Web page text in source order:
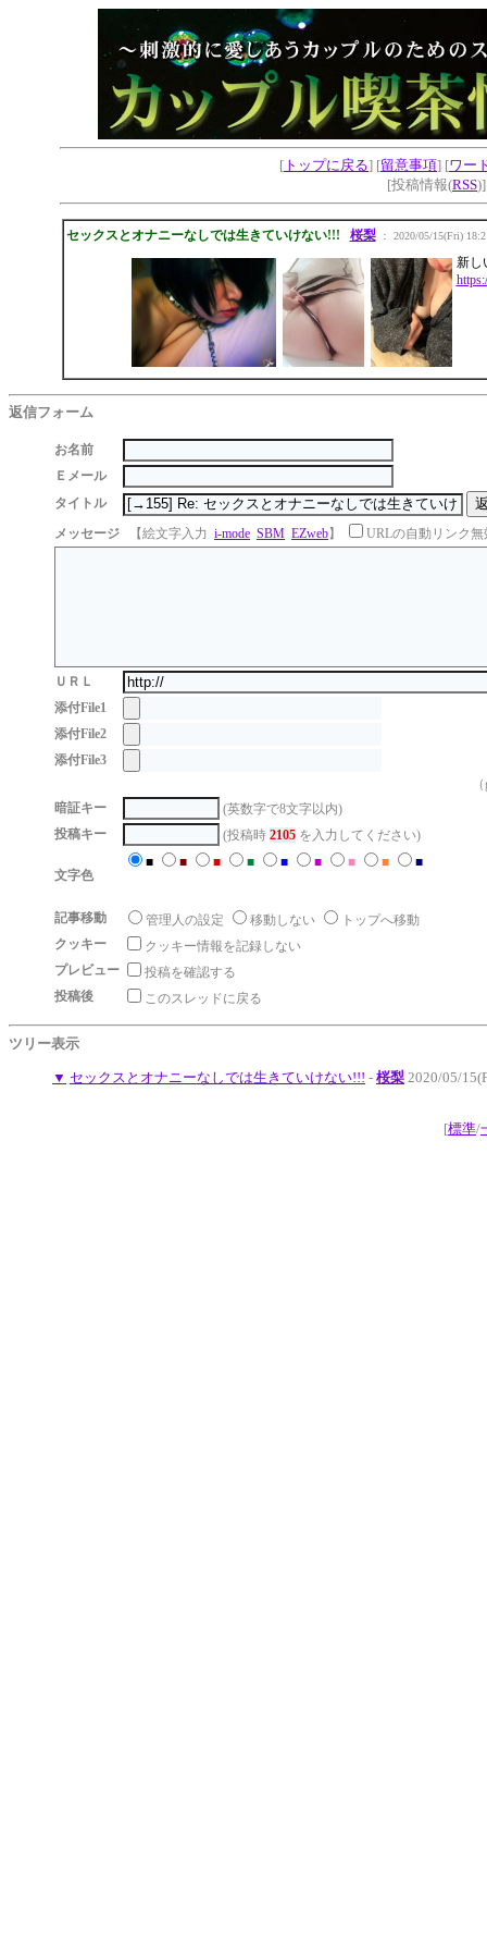
[ トップに戻る] [留意事項] [ワー
[投稿情報(RSS
セックスとオナニーなしでは生きていけない!!! 桜梨： 2020/05/15(Fri)
新し
返信フォーム
お名前
Ｅメール
タイトル
メッセージ
【絵文字入力 i-mode SBM EZweb】 URLの自動リンク無
ＵＲＬ
添付File1
添付File2
添付File3
暗証キー
(英数字で8文字以内)
投稿キー
(投稿時 2105 を入力してください)
文字色
■ ■ ■ ■ ■ ■ ■ ■ ■
記事移動 管理人の設定 移動しない
トップへ移動
クッキー
クッキー情報を記録しない
プレビュー
投稿を確認する
投稿後
このスレッドに戻る
ツリー表示
▼ セックスとオナニーなしでは生きていけない!!! - 桜梨 2020/05/
[標準/